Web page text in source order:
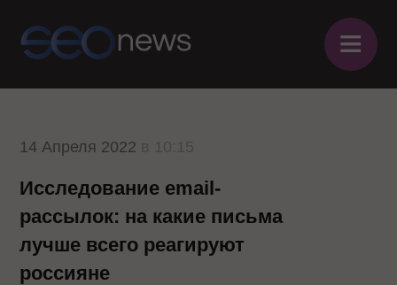
≡
14 Апреля 2022
Исследование email-
рассылок: на какие письма
лучше всего реагируют
россияне